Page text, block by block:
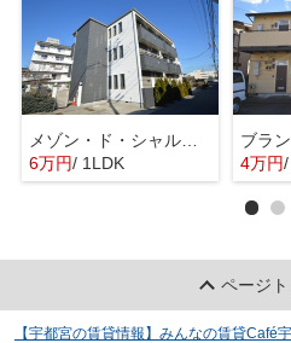
メゾン・ド・シャルマン
6万円/ 1LDK
ブラ
4万円
ページ
【宇都宮の賃貸情報】みんなの賃貸Café